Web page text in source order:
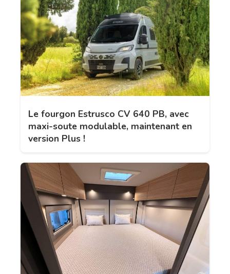
Le fourgon Estrusco CV 640 PB, avec
maxi-soute modulable, maintenant en
version Plus !